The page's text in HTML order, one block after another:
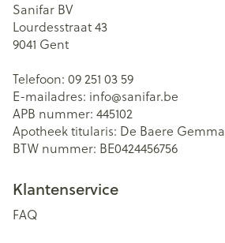
Sanifar BV
Lourdesstraat 43
9041 Gent
Telefoon: 09 251 03 59
E-mailadres: info@sanifar.be
APB nummer: 445102
Apotheek titularis: De Baere Gemma
BTW nummer: BE0424456756
Klantenservice
FAQ